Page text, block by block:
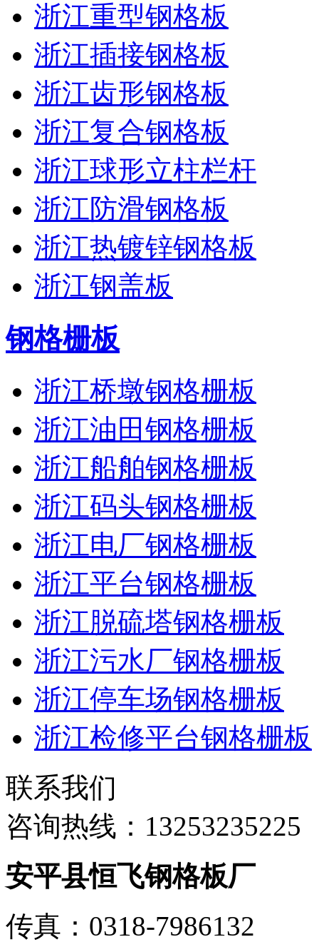
浙江重型钢格板
浙江插接钢格板
浙江齿形钢格板
浙江复合钢格板
浙江球形立柱栏杆
浙江防滑钢格板
浙江热镀锌钢格板
浙江钢盖板
钢格栅板
浙江桥墩钢格栅板
浙江油田钢格栅板
浙江船舶钢格栅板
浙江码头钢格栅板
浙江电厂钢格栅板
浙江平台钢格栅板
浙江脱硫塔钢格栅板
浙江污水厂钢格栅板
浙江停车场钢格栅板
浙江检修平台钢格栅板
联系我们
咨询热线： 13253235225
安平县恒飞钢格板厂
传真：0318-7986132